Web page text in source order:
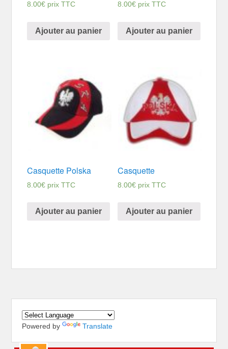
8.00€ prix TTC
Ajouter au panier
8.00€ prix TTC
Ajouter au panier
Casquette Polska
8.00€ prix TTC
Ajouter au panier
Casquette
8.00€ prix TTC
Ajouter au panier
Powered by Translate